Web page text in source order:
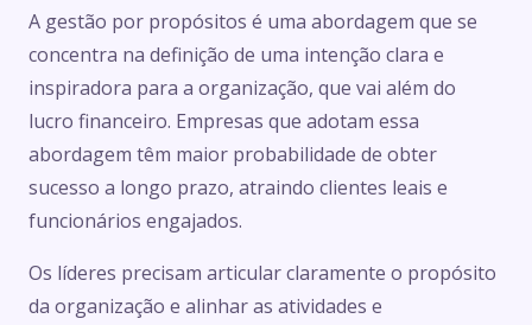
A gestão por propósitos é uma abordagem que se
concentra na definição de uma intenção clara e
inspiradora para a organização, que vai além do
lucro financeiro. Empresas que adotam essa
abordagem têm maior probabilidade de obter
sucesso a longo prazo, atraindo clientes leais e
funcionários engajados.
Os líderes precisam articular claramente o propósito
da organização e alinhar as atividades e